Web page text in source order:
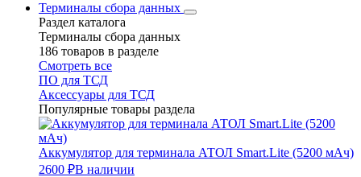
Терминалы сбора данных
Раздел каталога
Терминалы сбора данных
186 товаров в разделе
Смотреть все
ПО для ТСД
Аксессуары для ТСД
Популярные товары раздела
Аккумулятор для терминала АТОЛ Smart.Lite (5200 мАч)
2600 ₽В наличии